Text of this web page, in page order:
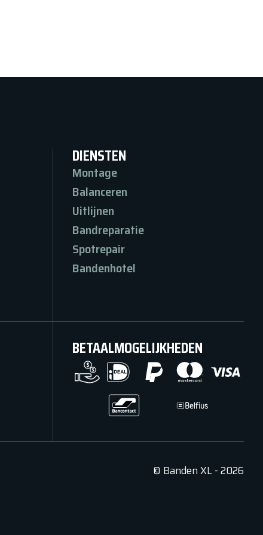
DIENSTEN
Montage
Balanceren
Uitlijnen
Bandreparatie
Spotrepair
Bandenhotel
BETAALMOGELIJKHEDEN
© Banden XL-2026